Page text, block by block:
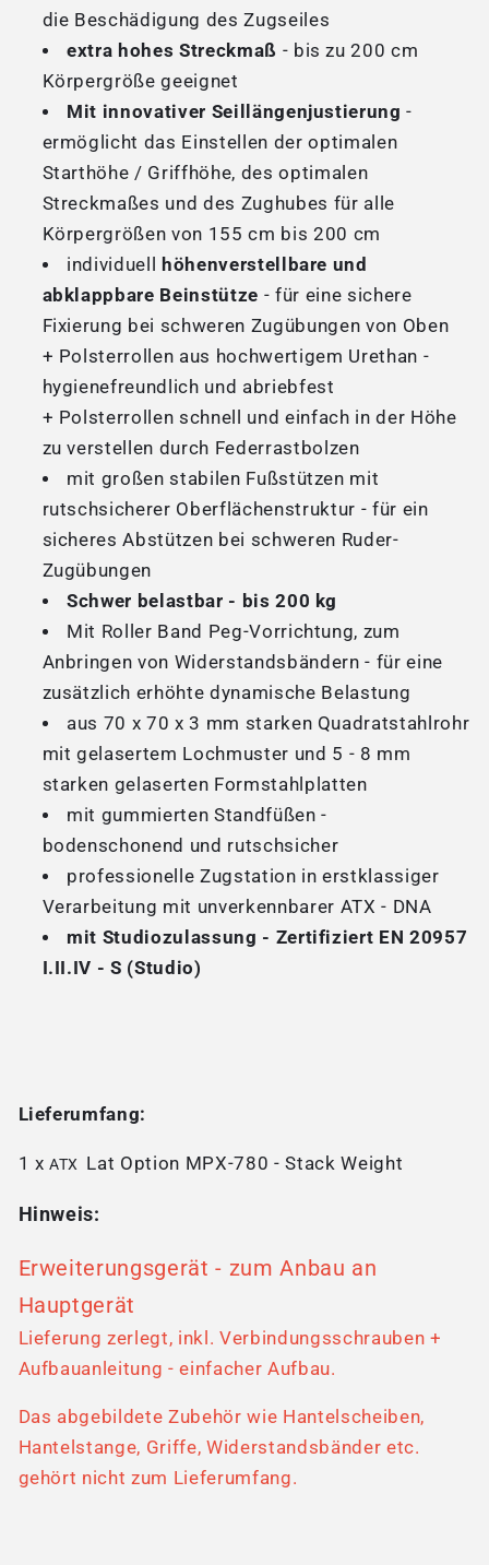
die Beschädigung des Zugseiles
extra hohes Streckmaß - bis zu 200 cm
Körpergröße geeignet
Mit innovativer Seillängenjustierung -
ermöglicht das Einstellen der optimalen
Starthöhe / Griffhöhe, des optimalen
Streckmaßes und des Zughubes für alle
Körpergrößen von 155 cm bis 200 cm
individuell
höhenverstellbare und
abklappbare Beinstütze - für eine sichere
Fixierung bei schweren Zugübungen von Oben
+ Polsterrollen aus hochwertigem Urethan -
hygienefreundlich und abriebfest
+ Polsterrollen schnell und einfach in der Höhe
zu verstellen durch Federrastbolzen
mit großen stabilen Fußstützen mit
rutschsicherer Oberflächenstruktur - für ein
sicheres Abstützen bei schweren Ruder-
Zugübungen
Schwer belastbar - bis 200 kg
Mit Roller Band Peg-Vorrichtung, zum
Anbringen von Widerstandsbändern - für eine
zusätzlich erhöhte dynamische Belastung
aus 70 x 70 x 3 mm starken Quadratstahlrohr
mit gelasertem Lochmuster und 5 - 8 mm
starken gelaserten Formstahlplatten
mit gummierten Standfüßen -
bodenschonend und rutschsicher
professionelle Zugstation in erstklassiger
Verarbeitung mit unverkennbarer ATX - DNA
mit Studiozulassung - Zertifiziert EN 20957
I.II.IV - S (Studio)
Lieferumfang:
1 xATX Lat Option MPX-780 - Stack Weight
Hinweis:
Erweiterungsgerät - zum Anbau an
Hauptgerät
Lieferung zerlegt, inkl. Verbindungsschrauben +
Aufbauanleitung - einfacher Aufbau.
Das abgebildete Zubehör wie Hantelscheiben,
Hantelstange, Griffe, Widerstandsbänder etc.
gehört nicht zum Lieferumfang.